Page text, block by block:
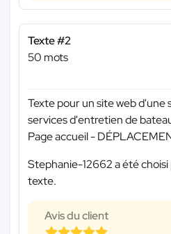
Texte #2
50 mots
Texte pour un site web d'une
services d'entretien de
Page accueil -
Stephanie-12662 a été
texte.
Avis du client